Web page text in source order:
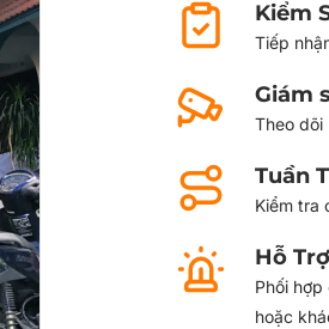
Kiểm
Tiếp
Giám
Theo dõi
Tuần
Kiểm tra
Hỗ
Phối
hoặc